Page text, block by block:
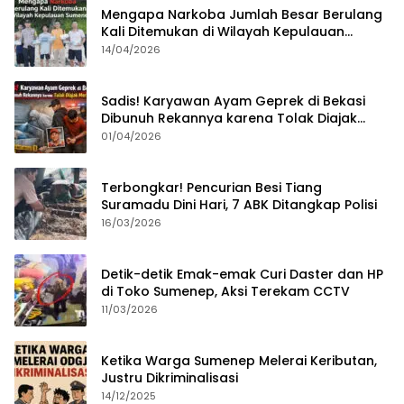
Mengapa Narkoba Jumlah Besar Berulang
Kali Ditemukan di Wilayah Kepulauan
Sumenep?
14/04/2026
Sadis! Karyawan Ayam Geprek di Bekasi
Dibunuh Rekannya karena Tolak Diajak
Merampok Majikan
01/04/2026
Terbongkar! Pencurian Besi Tiang
Suramadu Dini Hari, 7 ABK Ditangkap Polisi
16/03/2026
Detik-detik Emak-emak Curi Daster dan HP
di Toko Sumenep, Aksi Terekam CCTV
11/03/2026
Ketika Warga Sumenep Melerai Keributan,
Justru Dikriminalisasi
14/12/2025